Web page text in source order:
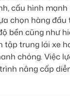
cấu hình mạnh
chọn hàng đầu
bền cũng như
tập trung lái xe
chóng. Việc
nâng cấp